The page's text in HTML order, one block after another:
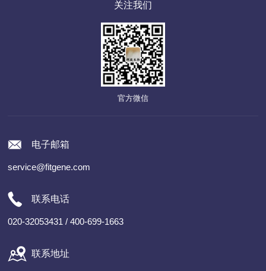
关注我们
官方微信
电子邮箱
service@fitgene.com
联系电话
020-32053431 / 400-699-1663
联系地址